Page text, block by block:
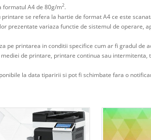
formatul A4 de 80g/m2.
se refera la hartie de format A4 ce este
prezentate variaza functie de sistemul de operare,
pe printarea in conditii specifice cum ar fi gradul
de printare, printare continua sau
la data tiparirii si pot fi schimbate fara o